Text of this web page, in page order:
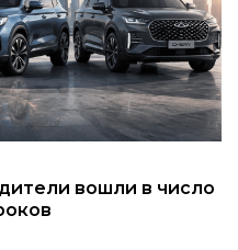
вошли в число